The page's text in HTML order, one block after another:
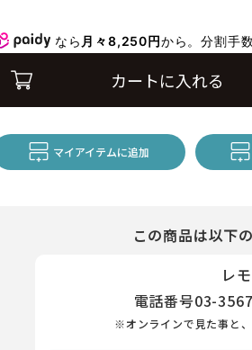
なら 月々8,250円から。分割手
カートに入れる
マイアイテムに追加
この商品は以下
レ
電話番号03-
※オンラインで見た事と、